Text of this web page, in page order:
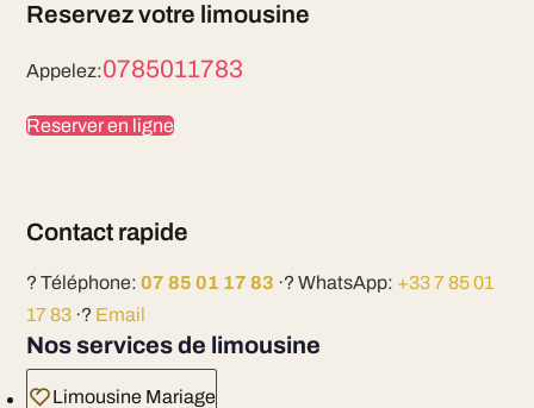
Reservez votre limousine
Appelez:0785011783
Reserver en ligne
Contact rapide
? Téléphone: 07 85 01 17 83 ·? WhatsApp: +33 7 85 01
17 83·? Email
Nos services de limousine
Limousine Mariage